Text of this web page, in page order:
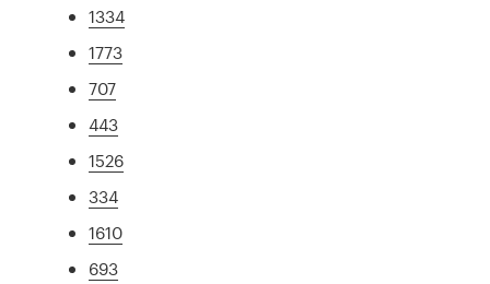
1334
1773
707
443
1526
334
1610
693